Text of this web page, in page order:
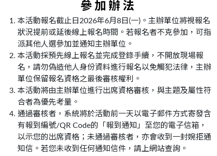
參加辦法
本活動報名截止日2026年6月8日(一)。主辦單位將視報名
狀況提前或延後線上報名時間。若報名者不克參加，可指
派其他人選參加並通知主辦單位。
本活動採預先線上報名並完成登錄手續，不開放現場報
名，請勿偽造他人身份資料進行報名以免觸犯法律，主辦
單位保留報名資格之最後審核權利。
本活動將由主辦單位進行出席資格審核，與主題及屬性符
合者為優先考量。
通過審核者，系統將於活動前一天以電子郵件方式寄發含
有報到編號/QR Code的「報到通知」至您的電子信箱，
以示您的出席資格；未通過審核者，亦會收到一封婉拒通
知信。若您未收到任何通知信件，請上網站查詢。